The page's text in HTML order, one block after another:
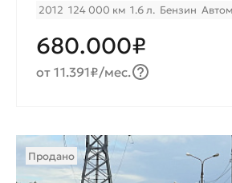
2012 124 000 км 1.6 л. Бензин
680.000₽
от 11.391₽/мес.
Продано